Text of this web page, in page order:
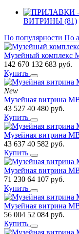
ВИТРИНЫ (81)
По популярности По
Музейный комплекс
142 670 132 683 руб.
Купить
New
Музейная витрина
43 527 40 480 руб.
Купить
Музейная витрина
43 637 40 582 руб.
Купить
Музейная витрина
71 230 64 107 руб.
Купить
Музейная витрина
56 004 52 084 руб.
Купить